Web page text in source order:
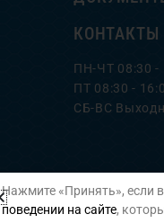
КОНТАКТЫ
ПН-ЧТ 08:30 -
ПТ 08:30 -
СБ-ВС
Нажмите «Принять», если
поведении на сайте,